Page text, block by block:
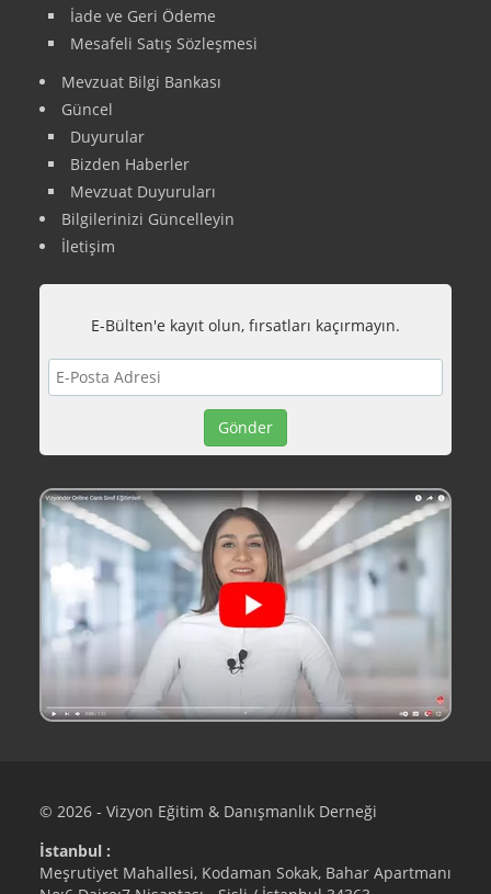
İade ve Geri Ödeme
Mesafeli Satış Sözleşmesi
Mevzuat Bilgi Bankası
Güncel
Duyurular
Bizden Haberler
Mevzuat Duyuruları
Bilgilerinizi Güncelleyin
İletişim
E-Bülten'e kayıt olun, fırsatları kaçırmayın.
© 2026 - Vizyon Eğitim & Danışmanlık Derneği
İstanbul :
Meşrutiyet Mahallesi, Kodaman Sokak, Bahar Apartmanı